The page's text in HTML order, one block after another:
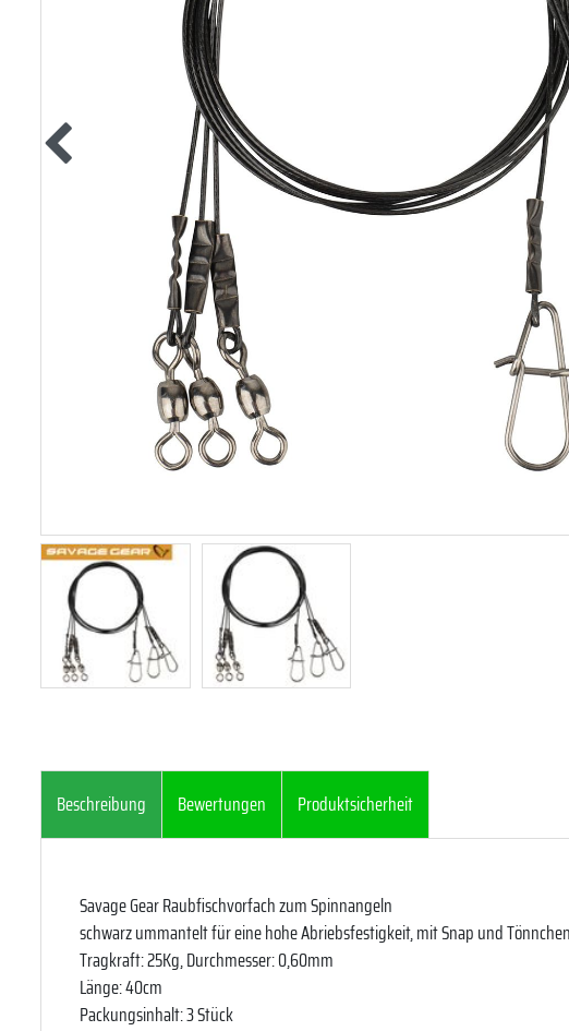
Beschreibung Bewertungen Produktsicherheit
Savage Gear Raubfischvorfach zum Spinnangeln
schwarz ummantelt für eine hohe Abriebsfestigkeit, mit Snap und
Tragkraft: 25Kg, Durchmesser: 0,60mm
Länge: 40cm
Packungsinhalt: 3 Stück